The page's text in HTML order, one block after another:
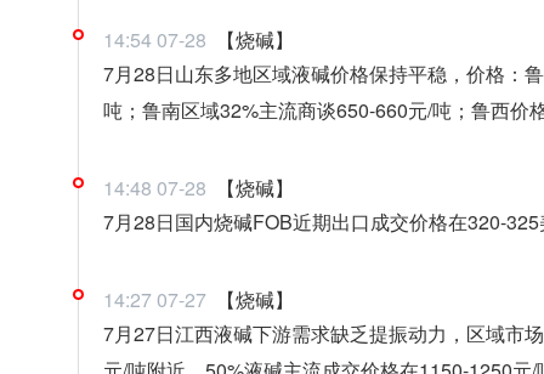
14:54 07-28
【烧碱】
7月28日山东多地区域液碱价格保持平稳，价格：
吨；鲁南区域32%主流商谈650-660元/吨；鲁西价
14:48 07-28
【烧碱】
7月28日国内烧碱FOB近期出口成交价格在320-
14:27 07-27
【烧碱】
7月27日江西液碱下游需求缺乏提振动力，区域市